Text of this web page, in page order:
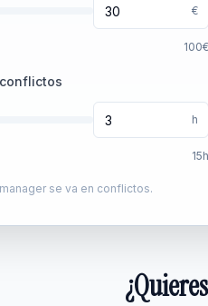
€
100€
h
15h
se va en conflictos.